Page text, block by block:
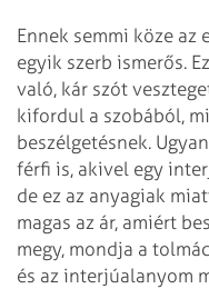
Ennek semmi köze
egyik szerb ismerős.
való, kár szót
kifordul a szobából,
beszélgetésnek.
férfi is, akivel egy
de ez az anyagiak
magas az ár, amiért
megy, mondja a
és az interjúalanyom